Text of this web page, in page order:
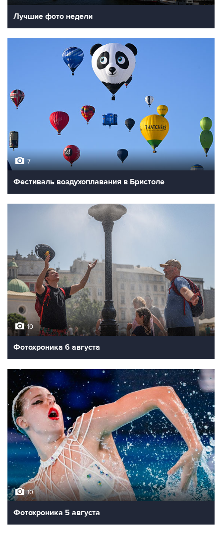
Лучшие фото недели
7
Фестиваль воздухоплавания в Бристоле
10
Фотохроника 6 августа
10
Фотохроника 5 августа